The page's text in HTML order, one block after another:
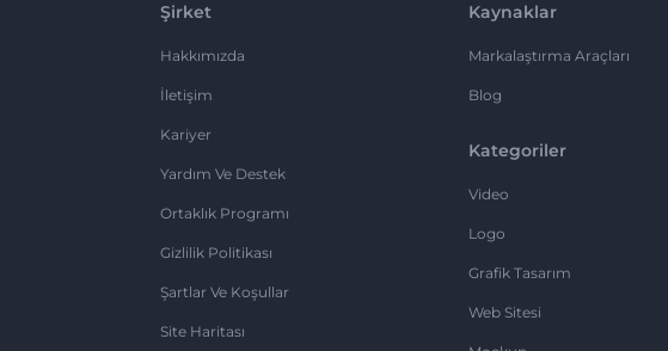
Şirket
Hakkımızda
İletişim
Kariyer
Yardım Ve Destek
Ortaklık Programı
Gizlilik Politikası
Şartlar Ve Koşullar
Site Haritası
Kaynaklar
Markalaştırma Araçları
Blog
Kategoriler
Video
Logo
Grafik Tasarım
Web Sitesi